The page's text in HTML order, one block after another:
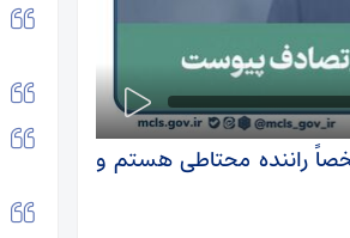
راننده محتاطی هستم و